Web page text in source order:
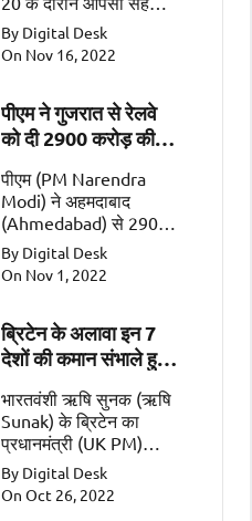
के महत्वपूर्ण क्षेत्रों जैसे कि
व्यापार, गतिशीलता, रक्षा और
सुरक्षा पर चर्चा की
By Digital Desk
On Nov 16, 2022
पीएम ने गुजरात से रेलवे
को दी 2900 करोड़ की
पीएम (PM Narendra
Modi) ने अहमदाबाद
(Ahmedabad) से 2900
करोड़ की 2 रेल
परियोजनाओं (Railway
Projects worth Rs
समर्पित।
By Digital Desk
On Nov 1, 2022
ब्रिटेन के अलावा इन 7
देशों की कमान संभाले हुए
भारतवंशी ऋषि सुनक (ऋषि
Sunak) के ब्रिटेन का
प्रधानमंत्री (UK PM)
बनना एक ऐतिहासिक पल
है। इसके अलावा सात ऐसे
देश हैं जिन्हें भारतवंशी चला
By Digital Desk
On Oct 26, 2022